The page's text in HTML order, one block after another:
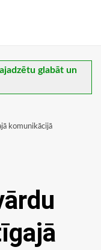
glabāt un
komunikācijā